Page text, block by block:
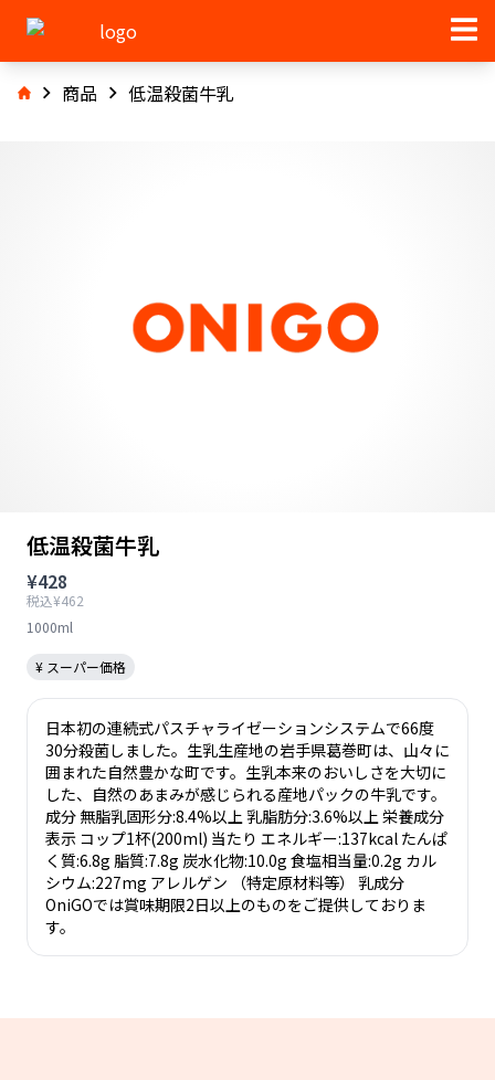
商品 低温殺菌牛乳
低温殺菌牛乳
¥428
税込¥462
1000ml
¥ スーパー価格
日本初の連続式パスチャライゼーションシステムで66度
30分殺菌しました。生乳生産地の岩手県葛巻町は、山々に
囲まれた自然豊かな町です。生乳本来のおいしさを大切に
した、自然のあまみが感じられる産地パックの牛乳です。
成分 無脂乳固形分:8.4%以上 乳脂肪分:3.6%以上 栄養成分
表示 コップ1杯(200ml) 当たり エネルギー:137kcal たんぱ
く質:6.8g 脂質:7.8g 炭水化物:10.0g 食塩相当量:0.2g カル
シウム:227mg アレルゲン （特定原材料等） 乳成分
OniGOでは賞味期限2日以上のものをご提供しておりま
す。